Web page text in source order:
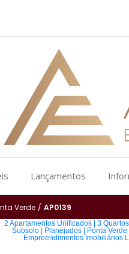
Lançamentos
Verde / AP0139